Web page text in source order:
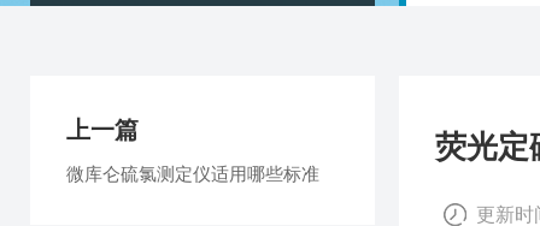
荧光定
更新时
上一篇
微库仑硫氯测定仪适用哪些标准